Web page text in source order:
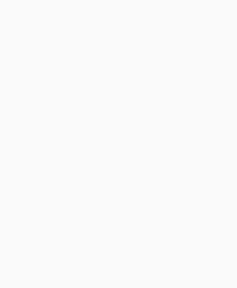
de
“Sweet